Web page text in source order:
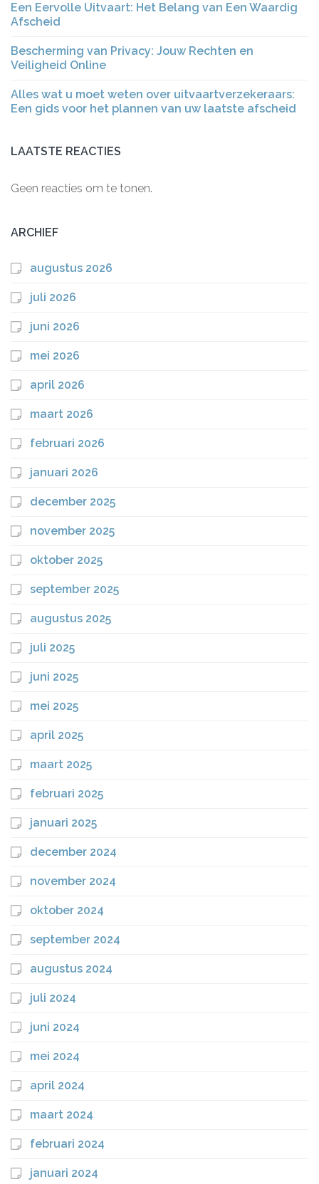
Een Eervolle Uitvaart: Het Belang van Een Waardig
Afscheid
Bescherming van Privacy: Jouw Rechten en
Veiligheid Online
Alles wat u moet weten over uitvaartverzekeraars:
Een gids voor het plannen van uw laatste afscheid
LAATSTE REACTIES
Geen reacties om te tonen.
ARCHIEF
augustus 2026
juli 2026
juni 2026
mei 2026
april 2026
maart 2026
februari 2026
januari 2026
december 2025
november 2025
oktober 2025
september 2025
augustus 2025
juli 2025
juni 2025
mei 2025
april 2025
maart 2025
februari 2025
januari 2025
december 2024
november 2024
oktober 2024
september 2024
augustus 2024
juli 2024
juni 2024
mei 2024
april 2024
maart 2024
februari 2024
januari 2024